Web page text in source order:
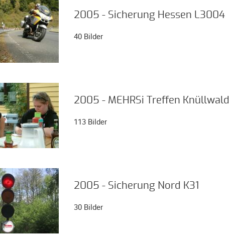
2005 - Sicherung Hessen L3004
40 Bilder
2005 - MEHRSi Treffen Knüllwald
113 Bilder
2005 - Sicherung Nord K31
30 Bilder